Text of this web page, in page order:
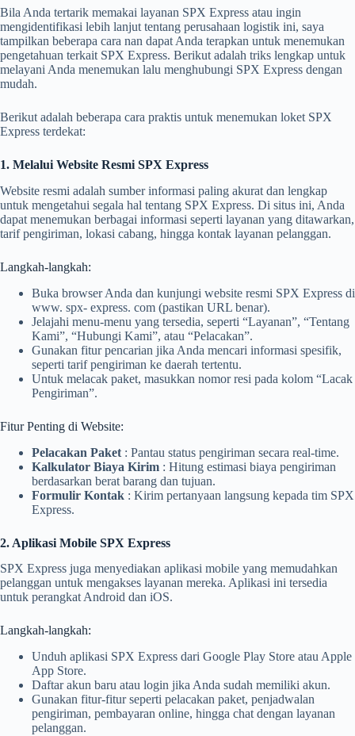
Bila Anda tertarik memakai layanan SPX Express atau ingin
mengidentifikasi lebih lanjut tentang perusahaan logistik ini, saya
tampilkan beberapa cara nan dapat Anda terapkan untuk menemukan
pengetahuan terkait SPX Express. Berikut adalah triks lengkap untuk
melayani Anda menemukan lalu menghubungi SPX Express dengan
mudah.
Berikut adalah beberapa cara praktis untuk menemukan loket SPX
Express terdekat:
1. Melalui Website Resmi SPX Express
Website resmi adalah sumber informasi paling akurat dan lengkap
untuk mengetahui segala hal tentang SPX Express. Di situs ini, Anda
dapat menemukan berbagai informasi seperti layanan yang ditawarkan,
tarif pengiriman, lokasi cabang, hingga kontak layanan pelanggan.
Langkah-langkah:
Buka browser Anda dan kunjungi website resmi SPX Express di
www. spx- express. com (pastikan URL benar).
Jelajahi menu-menu yang tersedia, seperti “Layanan”, “Tentang
Kami”, “Hubungi Kami”, atau “Pelacakan”.
Gunakan fitur pencarian jika Anda mencari informasi spesifik,
seperti tarif pengiriman ke daerah tertentu.
Untuk melacak paket, masukkan nomor resi pada kolom “Lacak
Pengiriman”.
Fitur Penting di Website:
Pelacakan Paket : Pantau status pengiriman secara real-time.
Kalkulator Biaya Kirim : Hitung estimasi biaya pengiriman
berdasarkan berat barang dan tujuan.
Formulir Kontak : Kirim pertanyaan langsung kepada tim SPX
Express.
2. Aplikasi Mobile SPX Express
SPX Express juga menyediakan aplikasi mobile yang memudahkan
pelanggan untuk mengakses layanan mereka. Aplikasi ini tersedia
untuk perangkat Android dan iOS.
Langkah-langkah:
Unduh aplikasi SPX Express dari Google Play Store atau Apple
App Store.
Daftar akun baru atau login jika Anda sudah memiliki akun.
Gunakan fitur-fitur seperti pelacakan paket, penjadwalan
pengiriman, pembayaran online, hingga chat dengan layanan
pelanggan.